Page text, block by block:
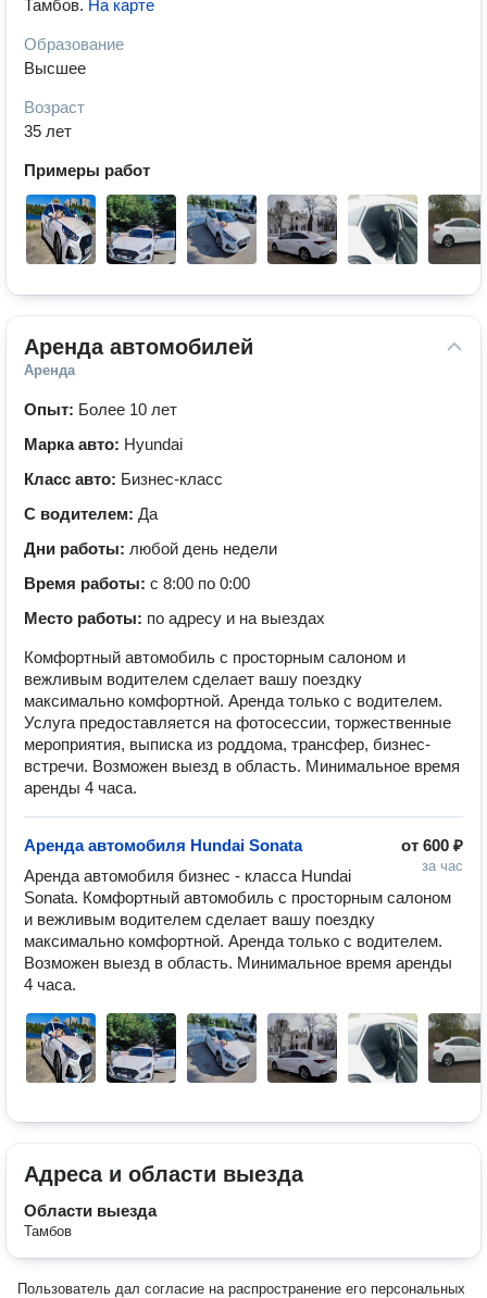
Тамбов. На карте
Образование
Высшее
Возраст
35 лет
Примеры работ
Аренда автомобилей
Аренда
Опыт: Более 10 лет
Марка авто: Hyundai
Класс авто: Бизнес-класс
С водителем: Да
Дни работы: любой день недели
Время работы: с 8:00 по 0:00
Место работы: по адресу и на выездах
Комфортный автомобиль с просторным салоном и
вежливым водителем сделает вашу поездку
максимально комфортной. Аренда только с водителем.
Услуга предоставляется на фотосессии, торжественные
мероприятия, выписка из роддома, трансфер, бизнес-
встречи. Возможен выезд в область. Минимальное время
аренды 4 часа.
от 600 ₽
за час
Аренда автомобиля Hundai Sonata
Аренда автомобиля бизнес - класса Hundai
Sonata. Комфортный автомобиль с просторным салоном
и вежливым водителем сделает вашу поездку
максимально комфортной. Аренда только с водителем.
Возможен выезд в область. Минимальное время аренды
4 часа.
Адреса и области выезда
Области выезда
Тамбов
Пользователь дал согласие на распространение его персональных